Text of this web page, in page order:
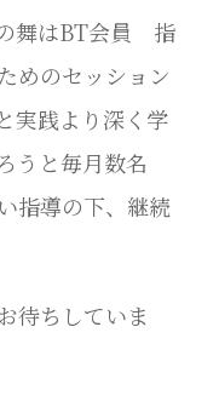
舞はBT会員 指
めのセッション
実践より深く学
うと毎月数名
指導の下、継続
待ちしていま